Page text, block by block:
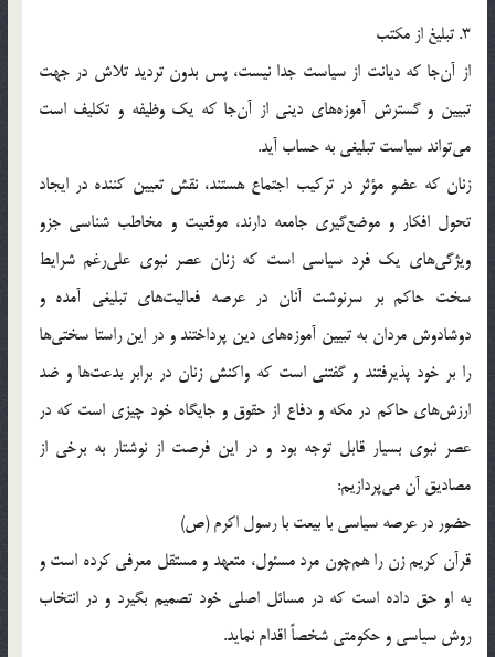
3. تبلیغ از مکتب
از آن‌جا که دیانت از سیاست جدا نیست، پس بدون تردید تلاش در جهت
تبیین و گسترش آموزه‌های دینی از آن‌جا که یک وظیفه و تکلیف است
می‌تواند سیاست تبلیغی به حساب آید.
زنان که عضو مؤثر در ترکیب اجتماع هستند، نقش تعیین کننده در ایجاد
تحول افکار و موضع‌‌گیری جامعه دارند، موقعیت و مخاطب شناسی جزو
ویژگی‌های یک فرد سیاسی است که زنان عصر نبوی علی‌رغم شرایط
سخت حاکم بر سرنوشت آنان در عرصه فعالیت‌های تبلیغی آمده و
دوشادوش مردان به تبیین آموزه‌های دین پرداختند و در این راستا سختی‌ها
را بر خود پذیرفتند و گفتنی است که واکنش زنان در برابر بدعت‌ها و ضد
ارزش‌های حاکم در مکه و دفاع از حقوق و جایگاه خود چیزی است که در
عصر نبوی بسیار قابل توجه بود و در این فرصت از نوشتار به برخی از
مصادیق آن می‌پردازیم:
حضور در عرصه سیاسی با بیعت با رسول اکرم (ص)
قرآن کریم زن را هم‌چون مرد مسئول، متعهد و مستقل معرفی کرده است و
به او حق داده است که در مسائل اصلی خود تصمیم بگیرد و در انتخاب
روش سیاسی و حکومتی شخصاً اقدام نماید.